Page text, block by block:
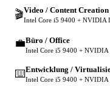
🎬Video / Content Creation
Intel Core i5 9400 + NVIDIA
💼Büro / Office
Intel Core i5 9400 + NVIDIA
⌨️Entwicklung /
Intel Core i5 9400 + NVIDIA